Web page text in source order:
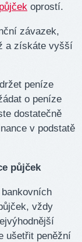
oprostí.
závazek,
a získáte vyšší
peníze
o peníze
dostatečně
v podstatě
půjček
vždy
ušetřit peněžní